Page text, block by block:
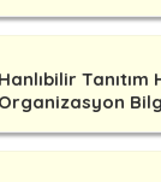
Hanlıbilir
Organizasyon